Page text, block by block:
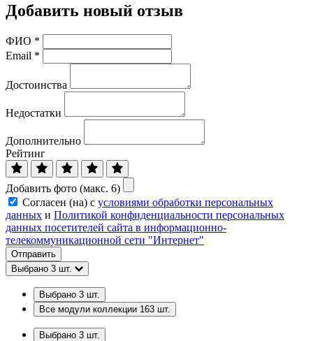
Добавить новый отзыв
ФИО *
Email *
Достоинства
Недостатки
Дополнительно
Рейтинг
Добавить фото (макс. 6)
Согласен (на) с условиями обработки персональных
данных и Политикой конфиденциальности персональных
данных посетителей сайта в информационно-
телекоммуникационной сети "Интернет"
Отправить
Выбрано 3 шт.
Выбрано 3 шт.
Все модули коллекции 163 шт.
Выбрано 3 шт.